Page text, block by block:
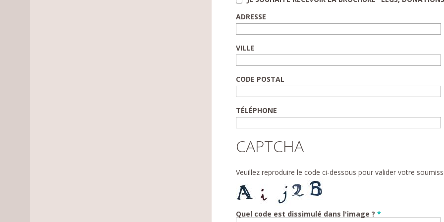
ADRESSE
VILLE
CODE POSTAL
TÉLÉPHONE
CAPTCHA
Veuillez reproduire le code ci-dessous pour valider votre
Quel code est dissimulé dans l'image ?*